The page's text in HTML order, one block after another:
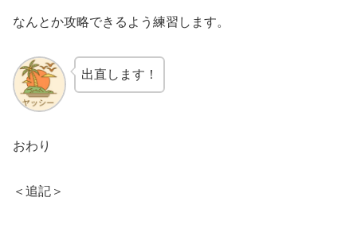
なんとか攻略できるよう練習します。
出直します！
おわり
＜追記＞